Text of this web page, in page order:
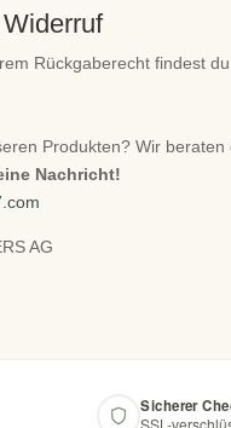
Rückgaberecht findest
Produkten? Wir beraten
Nachricht!
AG
Sicherer